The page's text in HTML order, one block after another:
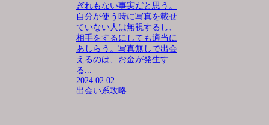
ぎれもない事実だと思う。
自分が使う時に写真を載せ
ていない人は無視するし、
相手をするにしても適当に
あしらう。写真無しで出会
えるのは、お金が発生す
る...
2024.02.02
出会い系攻略